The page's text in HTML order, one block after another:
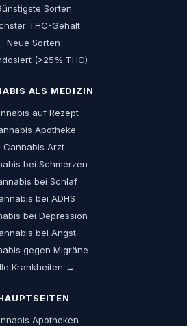
Sorten
THC-Gehalt
Neue Sorten
(>25% THC)
ALS MEDIZIN
auf Rezept
Apotheke
Cannabis Arzt
bei Schmerzen
bei Schlaf
bei ADHS
bei Depression
bei Angst
gegen Migräne
Krankheiten →
Apotheken